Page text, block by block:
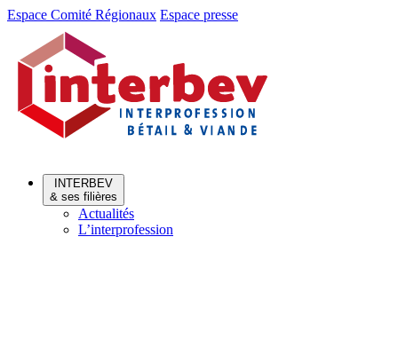
Aller
Aller
contenu
Espace Comité Régionaux Espace presse
INTERBEV
& ses filières
Actualités
L’interprofession